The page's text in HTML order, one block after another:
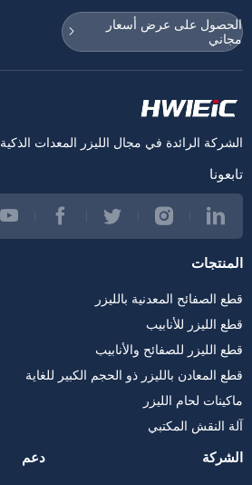
الحصول على عرض أسعار
مجاني
الشركة الرائدة في مجال الليزر المعدات الذكية
تابعونا
المنتجات
قطع الصفائح المعدنية بالليزر
قطع الليزر للأنابيب
قطع الليزر للصفائح والأنابيب
قطع المعادن بالليزر ذو الحجم الكبير للغاية
ماكينات لحام الليزر
آلة النقش المكتبي
الشركة دعم